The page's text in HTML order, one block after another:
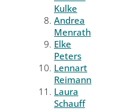
Kulke
Andrea
Menrath
Elke
Peters
Lennart
Reimann
Laura
Schauff